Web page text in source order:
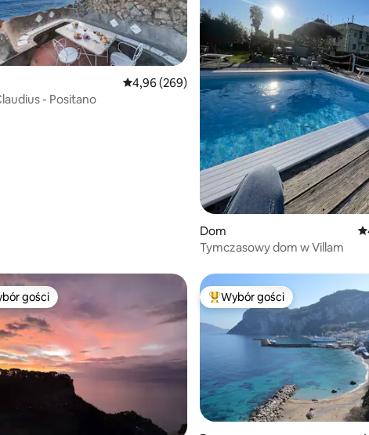
5, liczba recenzji: 185Średnia ocena: 4,96 na 5, liczba recenzji: 269
4,96 (269)
- Positano
Dom
Tymczasowy dom w Villam
z kategorii Wybór gości
gości Najpopularniejsze z kategorii
Wybór gości